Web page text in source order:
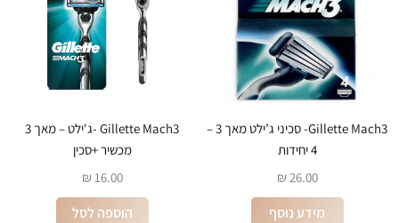
Gillette Mach3- סכיני ג’ילט מאך 3 –
4 יחידות
26.00
₪
מידע נוסף
Gillette Mach3 -ג'ילט – מאך 3
מכשיר +סכין
16.00
₪
הוספה לסל